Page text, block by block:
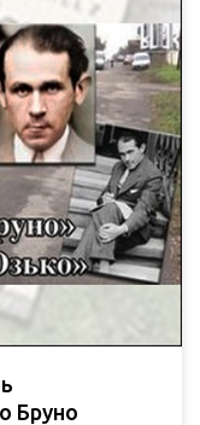
Бруно